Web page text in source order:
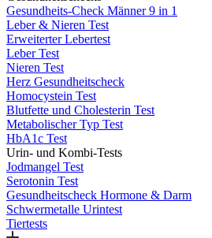
Gesundheits-Check Männer 9 in 1
Leber & Nieren Test
Erweiterter Lebertest
Leber Test
Nieren Test
Herz Gesundheitscheck
Homocystein Test
Blutfette und Cholesterin Test
Metabolischer Typ Test
HbA1c Test
Urin- und Kombi-Tests
Jodmangel Test
Serotonin Test
Gesundheitscheck Hormone & Darm
Schwermetalle Urintest
Tiertests